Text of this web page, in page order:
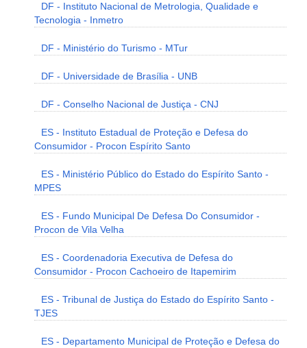
DF - Instituto Nacional de Metrologia, Qualidade e
Tecnologia - Inmetro
DF - Ministério do Turismo - MTur
DF - Universidade de Brasília - UNB
DF - Conselho Nacional de Justiça - CNJ
ES - Instituto Estadual de Proteção e Defesa do
Consumidor - Procon Espírito Santo
ES - Ministério Público do Estado do Espírito Santo -
MPES
ES - Fundo Municipal De Defesa Do Consumidor -
Procon de Vila Velha
ES - Coordenadoria Executiva de Defesa do
Consumidor - Procon Cachoeiro de Itapemirim
ES - Tribunal de Justiça do Estado do Espírito Santo -
TJES
ES - Departamento Municipal de Proteção e Defesa do